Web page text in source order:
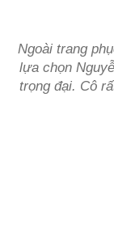
Ngoài trang
lựa chọn
trọng đại. Cô